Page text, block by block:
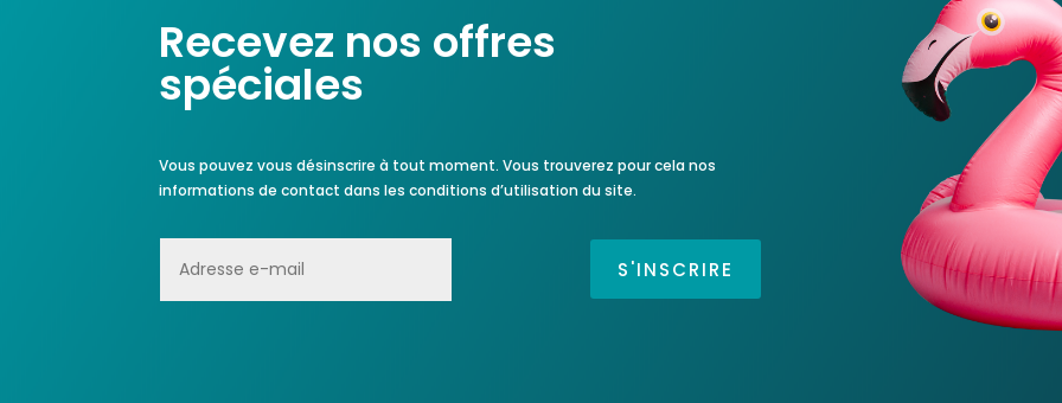
Recevez nos offres
spéciales
Vous pouvez vous désinscrire à tout moment.Vous trouverez pour cela nos
informations de contact dans les conditions d’utilisation du site.
S'INSCRIRE